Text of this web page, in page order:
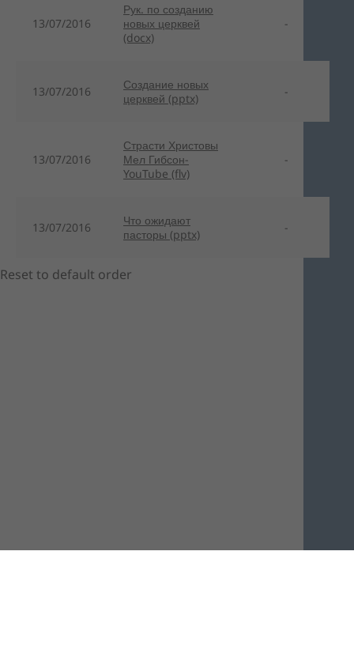
13/07/2016
Рук. по созданию
новых церквей
(docx)
-
13/07/2016
Создание новых
церквей (pptx)
-
13/07/2016
Страсти Христовы
Мел Гибсон-
YouTube (flv)
-
13/07/2016
Что ожидают
пасторы (pptx)
-
Reset to default order